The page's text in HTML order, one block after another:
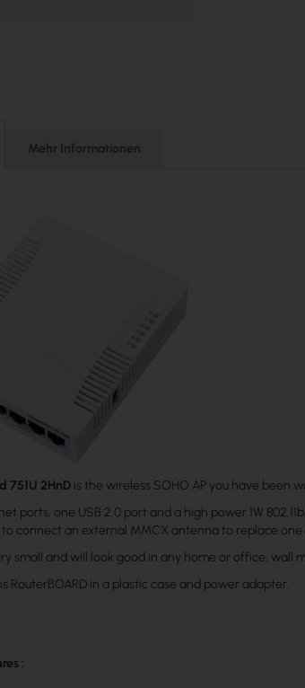
Mehr Informationen
751U 2HnD is the wireless SOHO AP you have been
ports, one USB 2.0 port and a high power 1W
to connect an external MMCX antenna to replace
small and will look good in any home or office, wall
RouterBOARD in a plastic case and power adapter.
: